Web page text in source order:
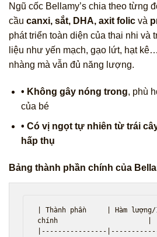
Ngũ cốc Bellamy’s chia theo từng
cầu canxi, sắt, DHA, axit folic và
phát triển toàn diện của thai nhi và
liệu như yến mạch, gạo lứt, hạt
nhàng mà vẫn đủ năng lượng.
• Không gây nóng trong, phù
của bé
• Có vị ngọt tự nhiên từ trái
hấp thụ
Bảng thành phần chính của
| Thành phần     | Hàm
chính                      |
|----------------